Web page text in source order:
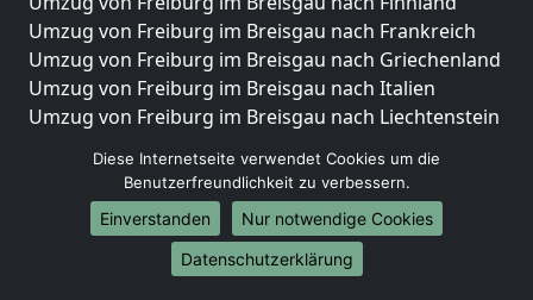
Umzug von Freiburg im Breisgau nach Frankreich
Umzug von Freiburg im Breisgau nach Griechenland
Umzug von Freiburg im Breisgau nach Italien
Umzug von Freiburg im Breisgau nach Liechtenstein
Umzug von Freiburg im Breisgau nach Niederlande
Umzug von Freiburg im Breisgau nach Norwegen
Umzüge-Deutschlandweit
Diese Internetseite verwendet Cookies um die
Benutzerfreundlichkeit zu verbessern.
Einverstanden
Nur notwendige Cookies
Datenschutzerklärung